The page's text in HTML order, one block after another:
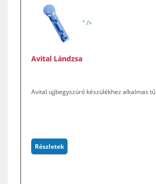
" />
Avital Lándzsa
Avital ujjbegyszúró készülékhez alkalmas tű
Részletek